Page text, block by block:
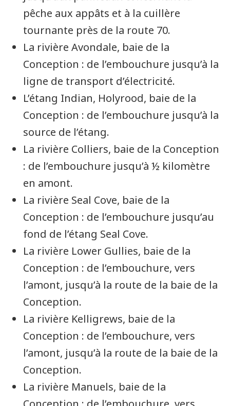
pêche aux appâts et à la cuillère
tournante près de la route 70.
La rivière Avondale, baie de la
Conception : de l’embouchure jusqu’à la
ligne de transport d’électricité.
L’étang Indian, Holyrood, baie de la
Conception : de l’embouchure jusqu’à la
source de l’étang.
La rivière Colliers, baie de la Conception
: de l’embouchure jusqu’à ½ kilomètre
en amont.
La rivière Seal Cove, baie de la
Conception : de l’embouchure jusqu’au
fond de l’étang Seal Cove.
La rivière Lower Gullies, baie de la
Conception : de l’embouchure, vers
l’amont, jusqu’à la route de la baie de la
Conception.
La rivière Kelligrews, baie de la
Conception : de l’embouchure, vers
l’amont, jusqu’à la route de la baie de la
Conception.
La rivière Manuels, baie de la